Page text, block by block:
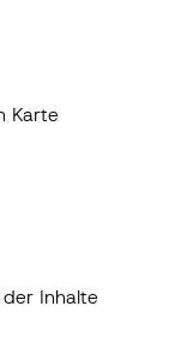
Karte
Inhalte